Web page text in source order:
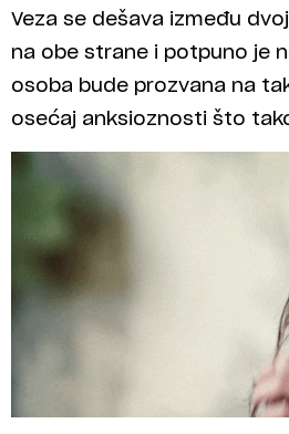
Veza se dešava između
na obe strane i potpuno je
osoba bude prozvana na
osećaj anksioznosti što